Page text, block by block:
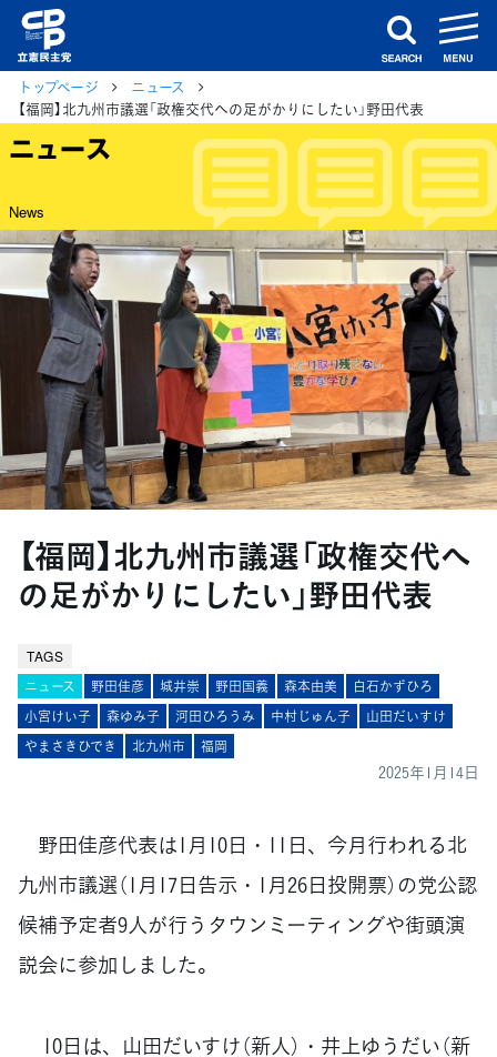
search
トップページ
ニュース
【福岡】北九州市議選「政権交代への足がかりにしたい」野田代表
ニュース
News
【福岡】北九州市議選「政権交代へ
の足がかりにしたい」野田代表
TAGS
ニュース 野田佳彦 城井崇 野田国義 森本由美
白石かずひろ
小宮けい子
森ゆみ子 河田ひろうみ 中村じゅん子
山田だいすけ
やまさきひでき
北九州市 福岡
2025年1月14日
野田佳彦代表は1月10日・11日、今月行われる北
九州市議選（1月17日告示・1月26日投開票）の党公認
候補予定者9人が行うタウンミーティングや街頭演
説会に参加しました。
10日は、山田だいすけ（新人）・井上ゆうだい（新